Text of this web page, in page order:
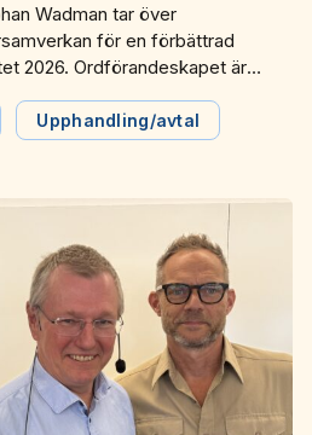
Wadman tar över
för en förbättrad
2026. Ordförandeskapet är
Kollektivtrafik.
Upphandling/avtal